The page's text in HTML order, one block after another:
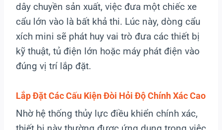
dây chuyền sản xuất, việc đưa một chiếc xe
cẩu lớn vào là bất khả thi. Lúc này, dòng cẩu
xích mini sẽ phát huy vai trò đưa các thiết bị
kỹ thuật, tủ điện lớn hoặc máy phát điện vào
đúng vị trí lắp đặt.
Lắp Đặt Các Cấu Kiện Đòi Hỏi Độ Chính Xác Cao
Nhờ hệ thống thủy lực điều khiển chính xác,